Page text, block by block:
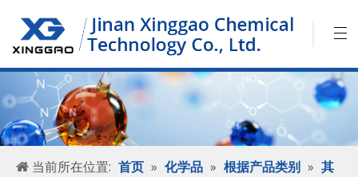
当前所在位置: 首页 » 化学品 » 根据产品类别 » 其